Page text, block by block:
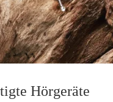
Hörgeräte